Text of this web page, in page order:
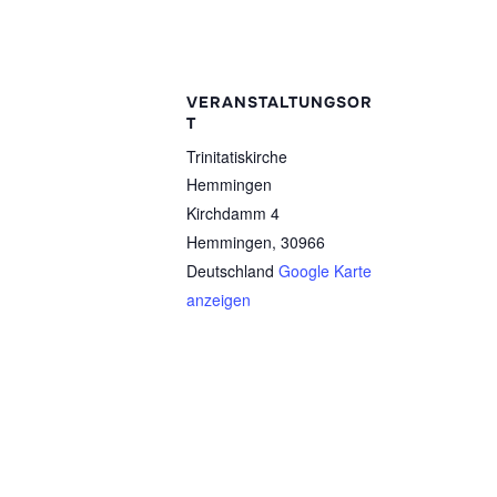
VERANSTALTUNGSOR
T
Trinitatiskirche
Hemmingen
Kirchdamm 4
Hemmingen, 30966
Deutschland Google Karte
anzeigen